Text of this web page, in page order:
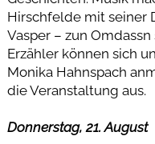
Hirschfelde mit seiner
Vasper – zun Omdassn
Erzähler können sich
Monika Hahnspach
die Veranstaltung aus.
Donnerstag, 21. August